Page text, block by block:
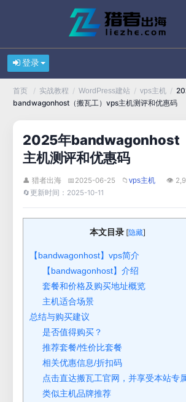
登录
首页 / 实战教程 / WordPress建站 / vps主机 /
bandwagonhost（搬瓦工）vps主机测评和优惠码
2025年bandwagonhost
主机测评和优惠码
👤 猎者出海 📅 2025-06-25 📁 vps主机 👁
🔄更新时间：2025-10-11
本文目录 [隐藏]
【bandwagonhost】vps简介
【bandwagonhost】介绍
套餐和价格及购买地址概览
主机适合场景
总结与购买建议
是否值得购买？
推荐套餐/性价比套餐
相关优惠信息/折扣码
点击直达搬瓦工官网，并享受本站专
类似主机品牌推荐